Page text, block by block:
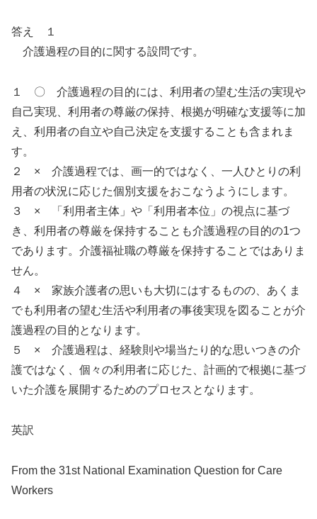
答え １
介護過程の目的に関する設問です。
１ 〇 介護過程の目的には、利用者の望む生活の実現や
自己実現、利用者の尊厳の保持、根拠が明確な支援等に加
え、利用者の自立や自己決定を支援することも含まれま
す。
２ × 介護過程では、画一的ではなく、一人ひとりの利
用者の状況に応じた個別支援をおこなうようにします。
３ × 「利用者主体」や「利用者本位」の視点に基づ
き、利用者の尊厳を保持することも介護過程の目的の1つ
であります。介護福祉職の尊厳を保持することではありま
せん。
４ × 家族介護者の思いも大切にはするものの、あくま
でも利用者の望む生活や利用者の事後実現を図ることが介
護過程の目的となります。
５ × 介護過程は、経験則や場当たり的な思いつきの介
護ではなく、個々の利用者に応じた、計画的で根拠に基づ
いた介護を展開するためのプロセスとなります。
英訳
From the 31st National Examination Question for Care
Workers